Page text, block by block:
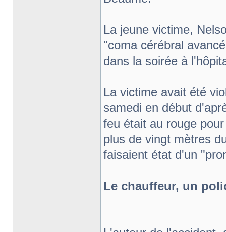
La jeune victime,
"coma cérébral
dans la soirée à
La victime avait été
samedi en début
feu était au rouge
plus de vingt mètres
faisaient état d'un
Le chauffeur, un